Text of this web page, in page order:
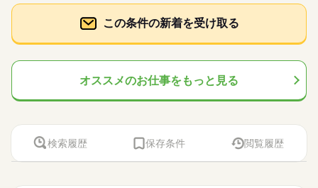
この条件の新着を受け取る
オススメのお仕事をもっと見る
検索履歴 保存条件 閲覧履歴